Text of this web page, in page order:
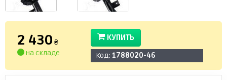
2 430 ₴
на складе
КУПИТЬ
Код: 1788020-46